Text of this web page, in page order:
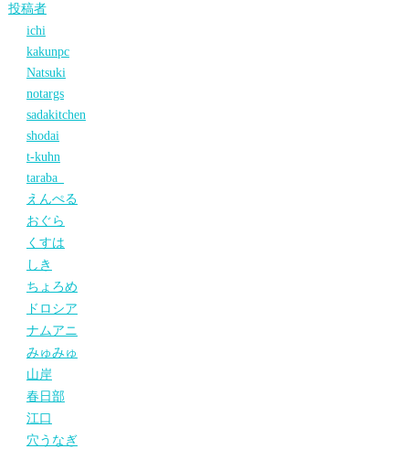
投稿者
ichi
kakunpc
Natsuki
notargs
sadakitchen
shodai
t-kuhn
taraba_
えんぺる
おぐら
くすは
しき
ちょろめ
ドロシア
ナムアニ
みゅみゅ
山岸
春日部
江口
穴うなぎ